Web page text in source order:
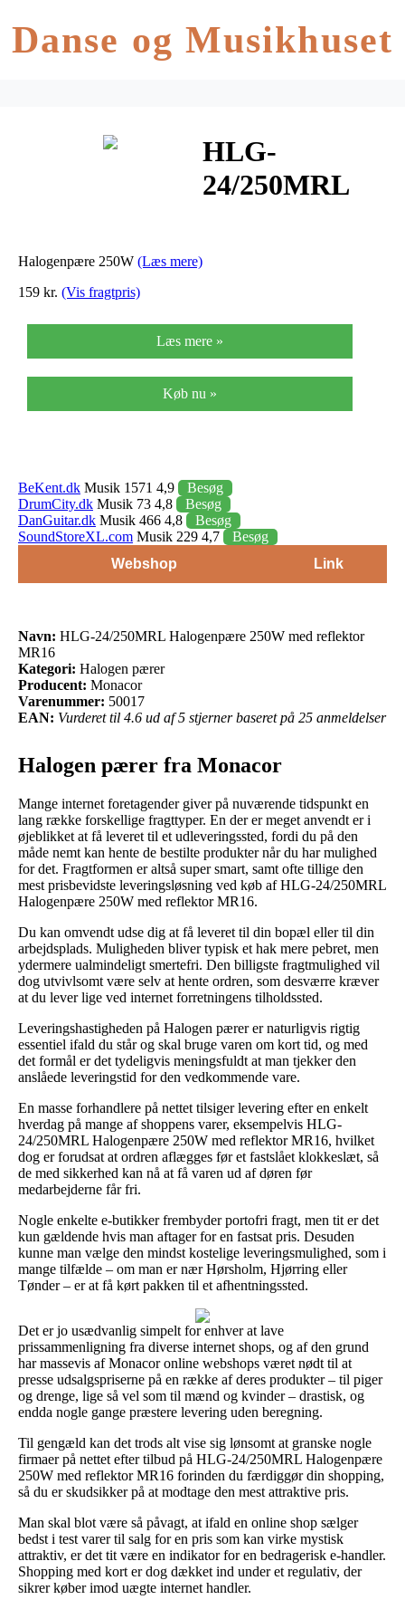
Danse og Musikhuset
HLG-
24/250MRL
MR16
Halogenpære 250W (Læs mere)
159 kr. (Vis fragtpris)
Læs mere »
Køb nu »
BeKent.dk Musik 1571 4,9
Besøg
DrumCity.dk Musik 73 4,8
Besøg
DanGuitar.dk Musik 466 4,8
Besøg
SoundStoreXL.com Musik 229 4,7
Besøg
Webshop
Link
Navn: HLG-24/250MRL Halogenpære 250W med reflektor
MR16
Kategori: Halogen pærer
Producent: Monacor
Varenummer: 50017
EAN: Vurderet til 4.6 ud af 5 stjerner baseret på 25 anmeldelser
Halogen pærer fra Monacor
Mange internet foretagender giver på nuværende tidspunkt en
lang række forskellige fragttyper. En der er meget anvendt er i
øjeblikket at få leveret til et udleveringssted, fordi du på den
måde nemt kan hente de bestilte produkter når du har mulighed
for det. Fragtformen er altså super smart, samt ofte tillige den
mest prisbevidste leveringsløsning ved køb af HLG-24/250MRL
Halogenpære 250W med reflektor MR16.
Du kan omvendt udse dig at få leveret til din bopæl eller til din
arbejdsplads. Muligheden bliver typisk et hak mere pebret, men
ydermere ualmindeligt smertefri. Den billigste fragtmulighed vil
dog utvivlsomt være selv at hente ordren, som desværre kræver
at du lever lige ved internet forretningens tilholdssted.
Leveringshastigheden på Halogen pærer er naturligvis rigtig
essentiel ifald du står og skal bruge varen om kort tid, og med
det formål er det tydeligvis meningsfuldt at man tjekker den
anslåede leveringstid for den vedkommende vare.
En masse forhandlere på nettet tilsiger levering efter en enkelt
hverdag på mange af shoppens varer, eksempelvis HLG-
24/250MRL Halogenpære 250W med reflektor MR16, hvilket
dog er forudsat at ordren aflægges før et fastslået klokkeslæt, så
de med sikkerhed kan nå at få varen ud af døren før
medarbejderne får fri.
Nogle enkelte e-butikker frembyder portofri fragt, men tit er det
kun gældende hvis man aftager for en fastsat pris. Desuden
kunne man vælge den mindst kostelige leveringsmulighed, som i
mange tilfælde – om man er nær Hørsholm, Hjørring eller
Tønder – er at få kørt pakken til et afhentningssted.
Det er jo usædvanlig simpelt for enhver at lave
prissammenligning fra diverse internet shops, og af den grund
har massevis af Monacor online webshops været nødt til at
presse udsalgspriserne på en række af deres produkter – til piger
og drenge, lige så vel som til mænd og kvinder – drastisk, og
endda nogle gange præstere levering uden beregning.
Til gengæld kan det trods alt vise sig lønsomt at granske nogle
firmaer på nettet efter tilbud på HLG-24/250MRL Halogenpære
250W med reflektor MR16 forinden du færdiggør din shopping,
så du er skudsikker på at modtage den mest attraktive pris.
Man skal blot være så påvagt, at ifald en online shop sælger
bedst i test varer til salg for en pris som kan virke mystisk
attraktiv, er det tit være en indikator for en bedragerisk e-handler.
Shopping med kort er dog dækket ind under et regulativ, der
sikrer køber imod uægte internet handler.